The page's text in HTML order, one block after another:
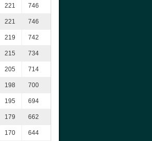
221 746
221 746
219 742
215 734
205 714
198 700
195 694
179 662
170 644